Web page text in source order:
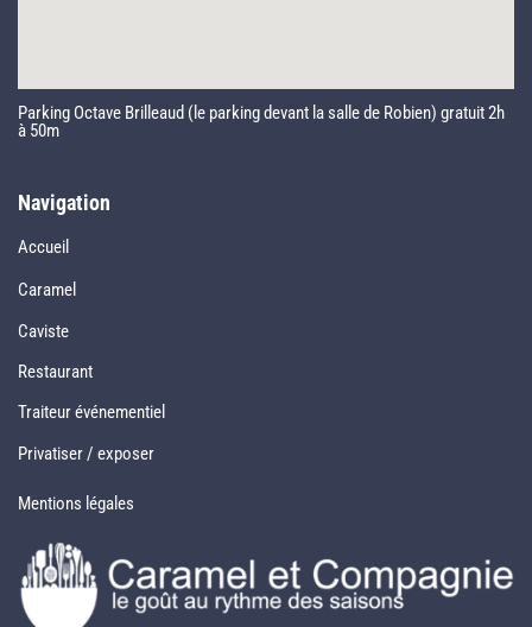
Parking Octave Brilleaud (le parking devant la salle de Robien) gratuit 2h
à 50m
Navigation
Accueil
Caramel
Caviste
Restaurant
Traiteur événementiel
Privatiser / exposer
Mentions légales